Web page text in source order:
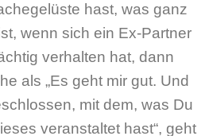
hast, was ganz
wenn sich ein Ex-Partner
verhalten hat, dann
als „Es geht mir gut. Und
mit dem, was Du
veranstaltet hast“, geht